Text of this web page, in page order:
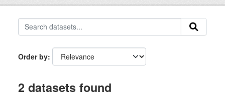
Order by
2 datasets found